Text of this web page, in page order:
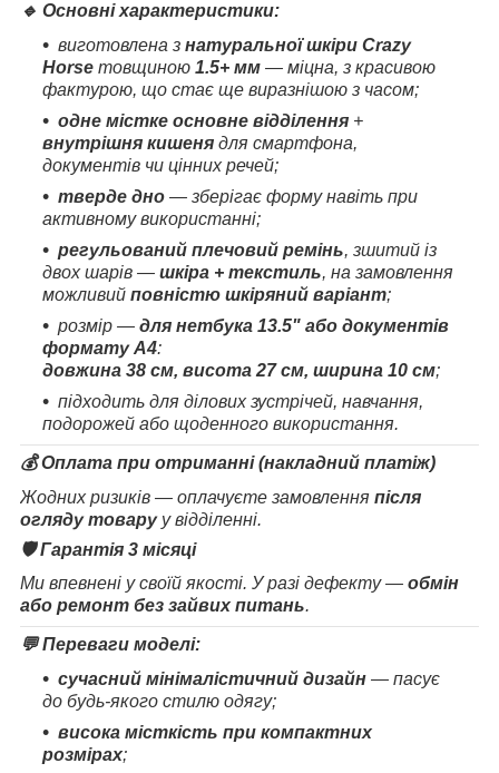
🔹 Основні характеристики:
виготовлена з натуральної шкіри Crazy
Horse товщиною 1.5+ мм — міцна, з красивою
фактурою, що стає ще виразнішою з часом;
одне містке основне відділення +
внутрішня кишеня для смартфона,
документів чи цінних речей;
тверде дно — зберігає форму навіть при
активному використанні;
регульований плечовий ремінь, зшитий із
двох шарів — шкіра + текстиль, на замовлення
можливий повністю шкіряний варіант;
розмір — для нетбука 13.5" або документів
формату А4:
довжина 38 см, висота 27 см, ширина 10 см;
підходить для ділових зустрічей, навчання,
подорожей або щоденного використання.
💰Оплата при отриманні (накладний платіж)
Жодних ризиків — оплачуєте замовлення після
огляду товаруу відділенні.
🛡️Гарантія 3 місяці
Ми впевнені у своїй якості. У разі дефекту — обмін
або ремонт без зайвих питань.
💬 Переваги моделі:
сучасний мінімалістичний дизайн — пасує
до будь-якого стилю одягу;
висока місткість при компактних
розмірах;